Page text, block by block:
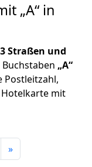
„A“ in
Straßen und
„A“
Postleitzahl,
mit
»